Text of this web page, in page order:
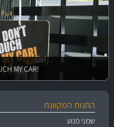
!DON'T TOUCH MY CAR
החנות המקוונת
שמני מנוע